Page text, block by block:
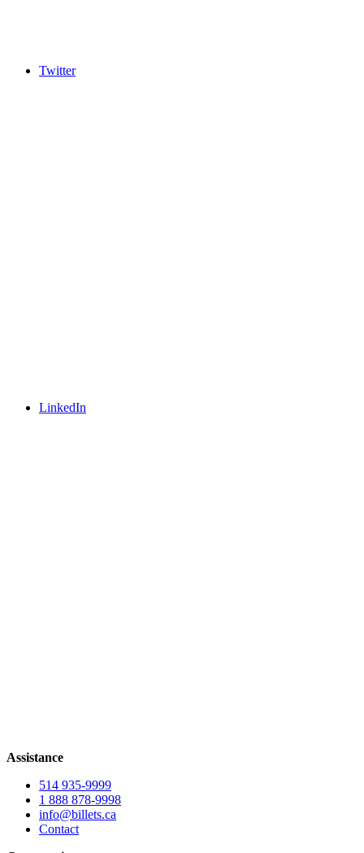
Twitter
LinkedIn
Assistance
514 935-9999
1 888 878-9998
info@billets.ca
Contact